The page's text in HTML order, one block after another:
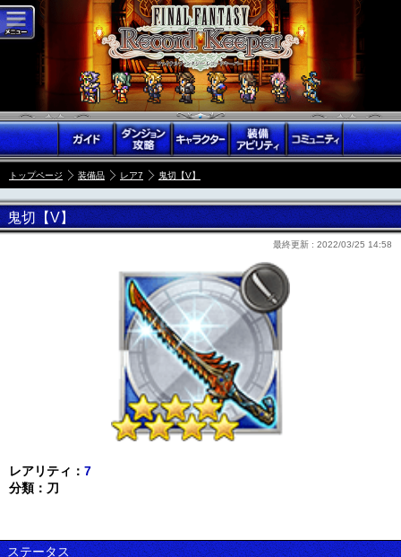
トップページ 装備品 レア7 鬼切【V】
鬼切【V】
最終更新 : 2022/03/25 14:58
レアリティ： 7
分類：刀
ステータス